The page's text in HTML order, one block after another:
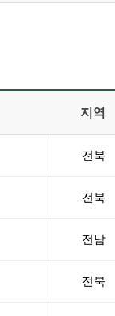
지역
전북
전북
전남
전북